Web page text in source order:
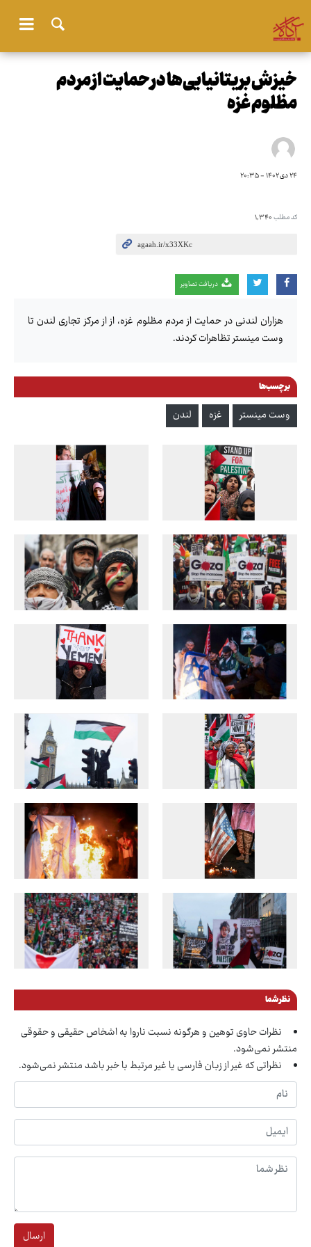
۲۴ دی ۱۴۰۲ - ۲۰:۳۵
کد مطلب۱٬۳۴۰
دریافت تصاویر
خیزش بریتانیایی‌ها در حمایت از مردم
مظلوم غزه
هزاران لندنی در حمایت از مردم مظلوم غزه، از از مرکز تجاری لندن تا
وست مینستر تظاهرات کردند.
برچسب‌ها
وست مینستر غزه لندن
نظر شما
نظرات حاوی توهین و هرگونه نسبت ناروا به اشخاص حقیقی و حقوقی
منتشر نمی‌شود.
نظراتی که غیر از زبان فارسی یا غیر مرتبط با خبر باشد منتشر نمی‌شود.
ارسال